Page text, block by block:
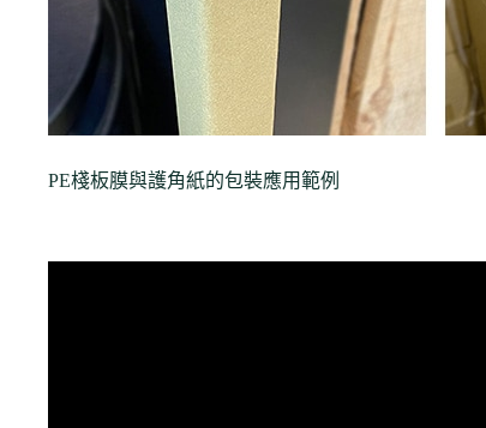
PE棧板膜與護角紙的包裝應用範例